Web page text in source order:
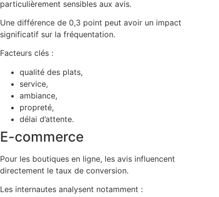
particulièrement sensibles aux avis.
Une différence de 0,3 point peut avoir un impact
significatif sur la fréquentation.
Facteurs clés :
qualité des plats,
service,
ambiance,
propreté,
délai d’attente.
E-commerce
Pour les boutiques en ligne, les avis influencent
directement le taux de conversion.
Les internautes analysent notamment :